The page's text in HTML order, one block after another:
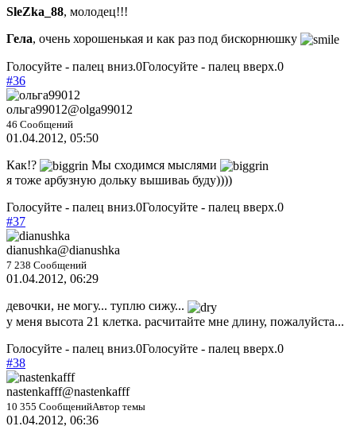
SleZka_88, молодец!!!
Гела, очень хорошенькая и как раз под бискорнюшку
Голосуйте - палец вниз.0Голосуйте - палец вверх.0
#36
ольга99012@olga99012
46 Сообщений
01.04.2012, 05:50
Как!?
Мы сходимся мыслями
я тоже арбузную дольку вышиваь буду))))
Голосуйте - палец вниз.0Голосуйте - палец вверх.0
#37
dianushka@dianushka
7 238 Сообщений
01.04.2012, 06:29
девочки, не могу... туплю сижу...
у меня высота 21 клетка. расчитайте мне длину, пожалуйста...
Голосуйте - палец вниз.0Голосуйте - палец вверх.0
#38
nastenkafff@nastenkafff
10 355 СообщенийАвтор темы
01.04.2012, 06:36